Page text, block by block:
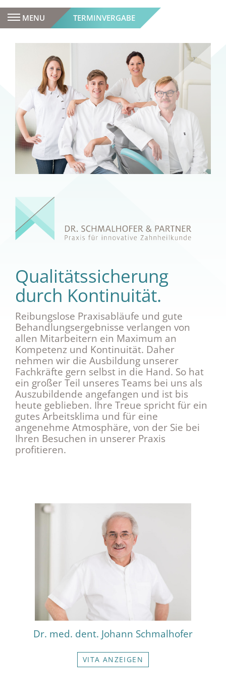
MENU TERMINVERGABE
Qualitätssicherung
durch Kontinuität.
Reibungslose Praxisabläufe und gute
Behandlungsergebnisse verlangen von
allen Mitarbeitern ein Maximum an
Kompetenz und Kontinuität. Daher
nehmen wir die Ausbildung unserer
Fachkräfte gern selbst in die Hand. So hat
ein großer Teil unseres Teams bei uns als
Auszubildende angefangen und ist bis
heute geblieben. Ihre Treue spricht für ein
gutes Arbeitsklima und für eine
angenehme Atmosphäre, von der Sie bei
Ihren Besuchen in unserer Praxis
profitieren.
Dr. med. dent. Johann Schmalhofer
VITA ANZEIGEN